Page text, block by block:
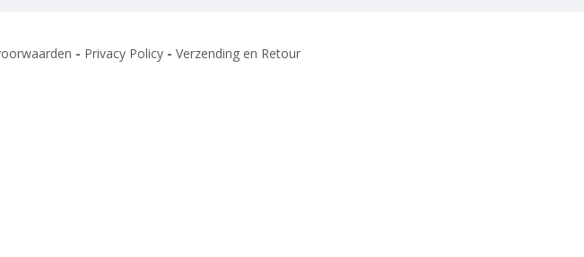
- Privacy Policy- Verzending en Retour